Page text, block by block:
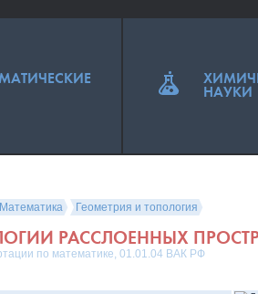
Математика Геометрия и топология
РАССЛОЕННЫХ
по математике, 01.01.04 ВАК РФ
НАУКИ